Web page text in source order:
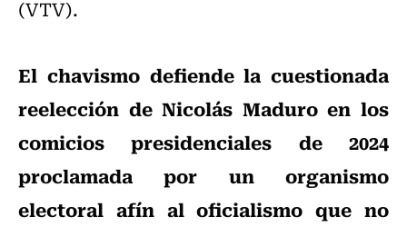
(VTV).
El chavismo defiende la cuestionada
reelección de Nicolás Maduro en los
comicios presidenciales de 2024
proclamada por un organismo
electoral afín al oficialismo que no